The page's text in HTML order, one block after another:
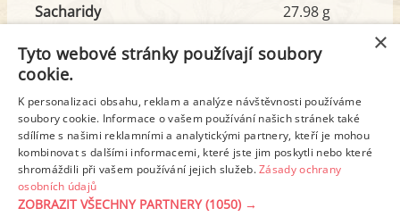
Sacharidy
z toho cukr
27.98 g
1.74 g
Tuk
z toho nas. mastné kyseliny
9.39 g
5.81 g
Detailní rozpis
×
Tyto webové stránky používají soubory
cookie.
K personalizaci obsahu, reklam a analýze návštěvnosti používáme
soubory cookie. Informace o vašem používání našich stránek také
sdílíme s našimi reklamními a analytickými partnery, kteří je mohou
kombinovat s dalšími informacemi, které jste jim poskytli nebo které
shromáždili při vašem používání jejich služeb.Zásady ochrany
osobních údajů
ZOBRAZIT VŠECHNY PARTNERY(1050) →